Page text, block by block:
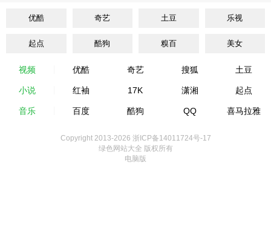
优酷 奇艺 土豆 乐视
起点 酷狗 糗百 美女
视频 优酷 奇艺 搜狐 土豆
小说 红袖 17K 潇湘 起点
音乐 百度 酷狗 QQ 喜马拉雅
Copyright 2013-2026 浙ICP备14011724号-17
绿色网站大全 版权所有
电脑版